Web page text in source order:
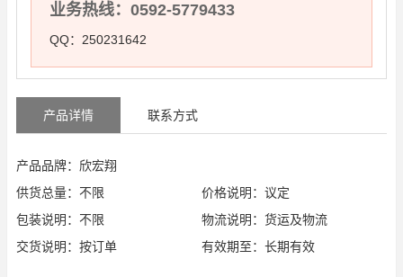
业务热线：0592-5779433
QQ：250231642
产品详情 联系方式
产品品牌：欣宏翔
供货总量：不限
价格说明：议定
包装说明：不限
物流说明：货运及物流
交货说明：按订单
有效期至：长期有效